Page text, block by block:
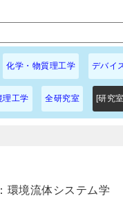
化学・物質理工学 デバイ
理工学 全研究室 [研究
環境流体システム学